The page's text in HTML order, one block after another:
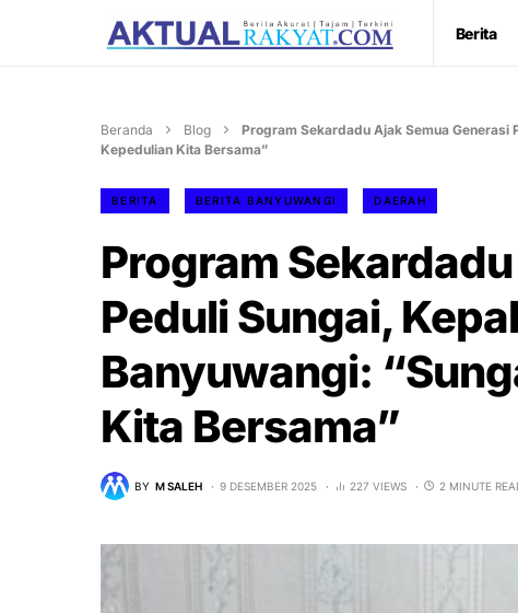
Berita
Beranda Blog
Program Sekardadu Ajak Semua Generasi
Kepedulian Kita Bersama”
BERITA BERITA BANYUWANGI DAERAH
Program
Peduli Sungai,
Banyuwangi:
Kita Bersama”
BY M SALEH 9 DESEMBER 2025 227 VIEWS 2 MINUTE